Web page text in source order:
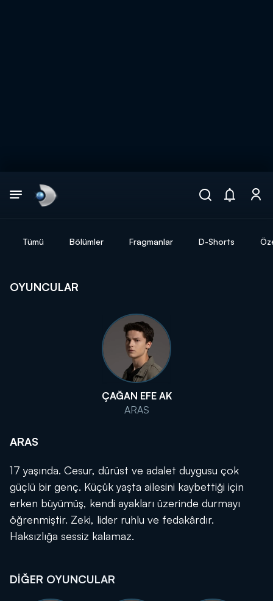
Tümü Bölümler Fragmanlar D-Shorts
OYUNCULAR
ÇAĞAN EFE AK
ARAS
ARAS
17 yaşında. Cesur, dürüst ve adalet duygusu çok
güçlü bir genç. Küçük yaşta ailesini kaybettiği için
erken büyümüş, kendi ayakları üzerinde durmayı
öğrenmiştir. Zeki, lider ruhlu ve fedakârdır.
Haksızlığa sessiz kalamaz.
DİĞER OYUNCULAR